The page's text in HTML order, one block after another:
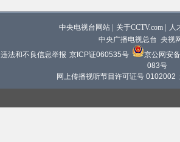
中央电视台网站 关于CCTV.com
人
中央广播电视总台 央视
违法和不良信息举报 京ICP证060535号
京公网安
083号
网上传播视听节目许可证号